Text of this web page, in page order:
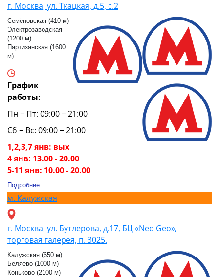
г. Москва, ул. Ткацкая, д.5, с.2
Семёновская (410 м)
Электрозаводская
(1200 м)
Партизанская (1600
м)
График
работы:
Пн − Пт: 09:00 − 21:00
Сб − Вс: 09:00 − 21:00
1,2,3,7 янв: вых
4 янв: 13.00 - 20.00
5-11 янв: 10.00 - 20.00
Подробнее
м. Калужская
г. Москва, ул. Бутлерова, д.17, БЦ «Neo Geo»,
торговая галерея, п. 3025.
Калужская (650 м)
Беляево (1000 м)
Коньково (2100 м)